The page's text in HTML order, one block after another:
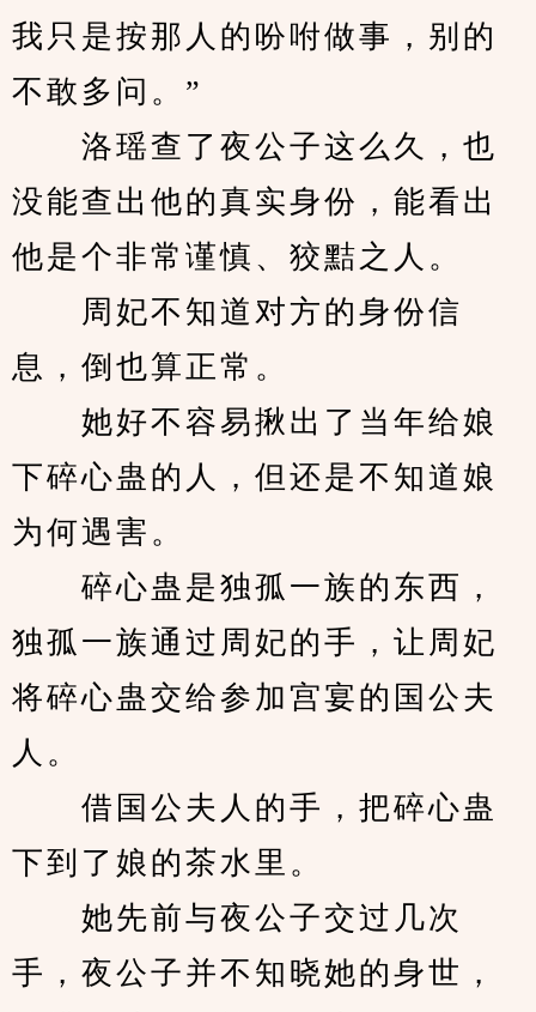
我只是按那人的吩咐做事，别的
不敢多问。”
洛瑶查了夜公子这么久，也
没能查出他的真实身份，能看出
他是个非常谨慎、狡黠之人。
周妃不知道对方的身份信
息，倒也算正常。
她好不容易揪出了当年给娘
下碎心蛊的人，但还是不知道娘
为何遇害。
碎心蛊是独孤一族的东西，
独孤一族通过周妃的手，让周妃
将碎心蛊交给参加宫宴的国公夫
人。
借国公夫人的手，把碎心蛊
下到了娘的茶水里。
她先前与夜公子交过几次
手，夜公子并不知晓她的身世，